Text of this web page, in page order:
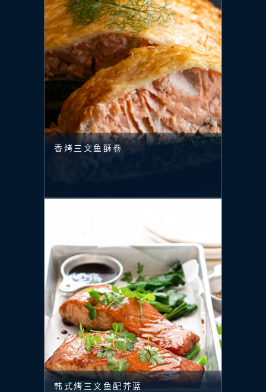
香烤三文鱼酥卷
韩式烤三文鱼配芥蓝